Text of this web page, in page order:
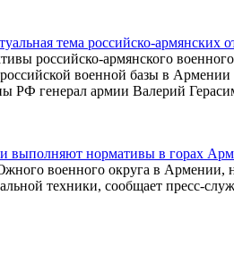
тема российско-армянских
российско-армянского
военной базы в
РФ генерал армии Валерий
выполняют нормативы в горах
военного округа в Армении,
техники, сообщает пресс-